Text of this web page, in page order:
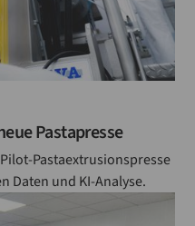
Pastapresse
Pastaextrusionspresse
Daten und KI-Analyse.